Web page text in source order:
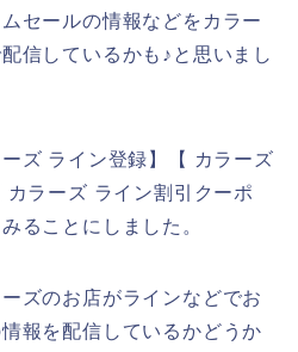
セールの情報などをカラー
信しているかも♪と思いまし
ズ ライン登録】【 カラーズ
ラーズ ライン割引クーポ
ることにしました。
ズのお店がラインなどでお
報を配信しているかどうか